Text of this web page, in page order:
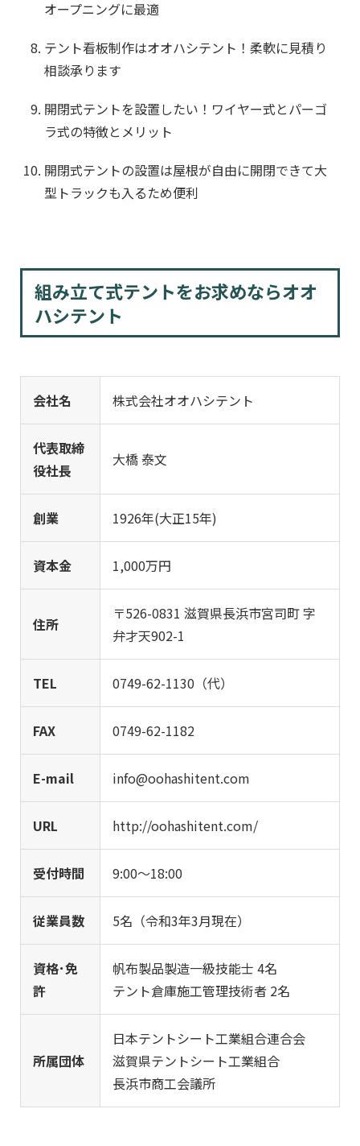
オープニングに最適
テント看板制作はオオハシテント！柔軟に見積り
相談承ります
開閉式テントを設置したい！ワイヤー式とパーゴ
ラ式の特徴とメリット
開閉式テントの設置は屋根が自由に開閉できて大
型トラックも入るため便利
組み立て式テントをお求めならオオ
ハシテント
会社名 株式会社オオハシテント
代表取締
役社長
大橋 泰文
創業 1926年(大正15年)
資本金 1,000万円
住所
〒526-0831 滋賀県長浜市宮司町 字
弁才天902-1
TEL 0749-62-1130 （代）
FAX 0749-62-1182
E-mail info@oohashitent.com
URL http://oohashitent.com/
受付時間 9:00〜18:00
従業員数 5名（令和3年3月現在）
資格･免
許
帆布製品製造一級技能士 4名
テント倉庫施工管理技術者 2名
所属団体
日本テントシート工業組合連合会
滋賀県テントシート工業組合
長浜市商工会議所